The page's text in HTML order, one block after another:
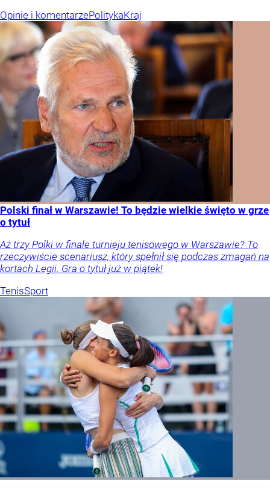
Opinie i komentarzePolitykaKraj
Polski finał w Warszawie! To będzie wielkie święto w grze
o tytuł
Aż trzy Polki w finale turnieju tenisowego w Warszawie? To
rzeczywiście scenariusz, który spełnił się podczas zmagań na
kortach Legii. Gra o tytuł już w piątek!
TenisSport